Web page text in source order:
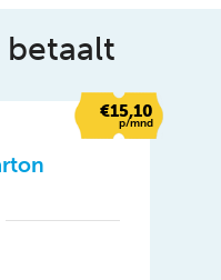
€15,10
p/mnd